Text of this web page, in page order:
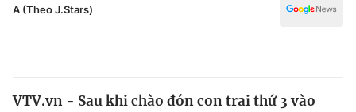
Y tế
A (Theo J.Stars)
VTV.vn - Sau khi chào đón con trai thứ 3 vào